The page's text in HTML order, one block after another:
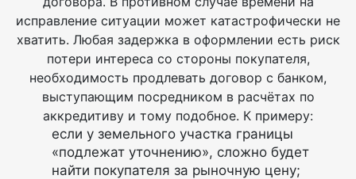
исправление ситуации может катастрофически не
хватить. Любая задержка в оформлении есть риск
потери интереса со стороны покупателя,
необходимость продлевать договор с банком,
выступающим посредником в расчётах по
аккредитиву и тому подобное. К примеру:
если у земельного участка границы
«подлежат уточнению», сложно будет
найти покупателя за рыночную цену;